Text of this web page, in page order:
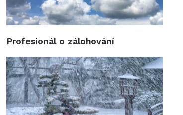
Profesionál o zálohování